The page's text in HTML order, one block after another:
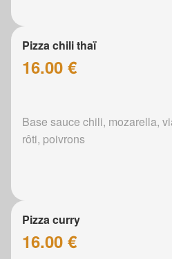
Pizza chili thaï
16.00 €
Base sauce chili, mozarella,
rôti, poivrons
Pizza curry
16.00 €